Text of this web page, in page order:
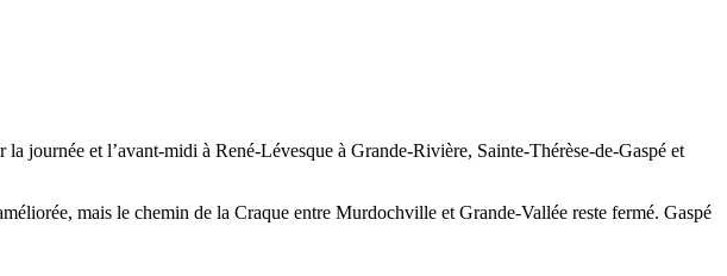
journée et l’avant-midi à René-Lévesque à Grande-Rivière, Sainte-Thérèse-de-Gaspé et
mais le chemin de la Craque entre Murdochville et Grande-Vallée reste fermé. Gaspé